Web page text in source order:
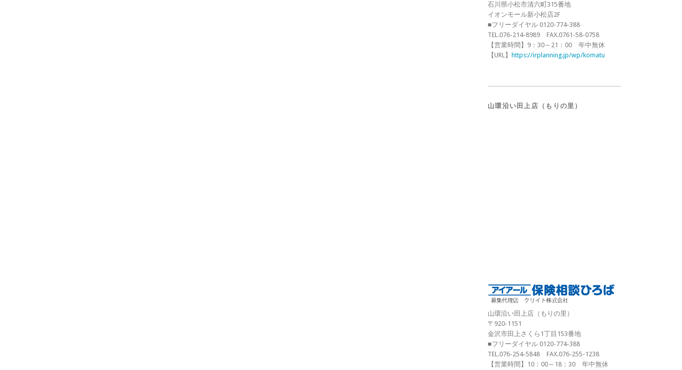
石川県小松市清六町315番地
イオンモール新小松店2F
■フリーダイヤル 0120-774-388
TEL.076-214-8989 FAX.0761-58-0758
【営業時間】9：30～21：00 年中無休
【URL】
https://irplanning.jp/wp/komatu
山環沿い田上店（もりの里）
山環沿い田上店（もりの里）
〒920-1151
金沢市田上さくら1丁目153番地
■フリーダイヤル 0120-774-388
TEL.076-254-5848 FAX.076-255-1238
【営業時間】10：00～18：30 年中無休